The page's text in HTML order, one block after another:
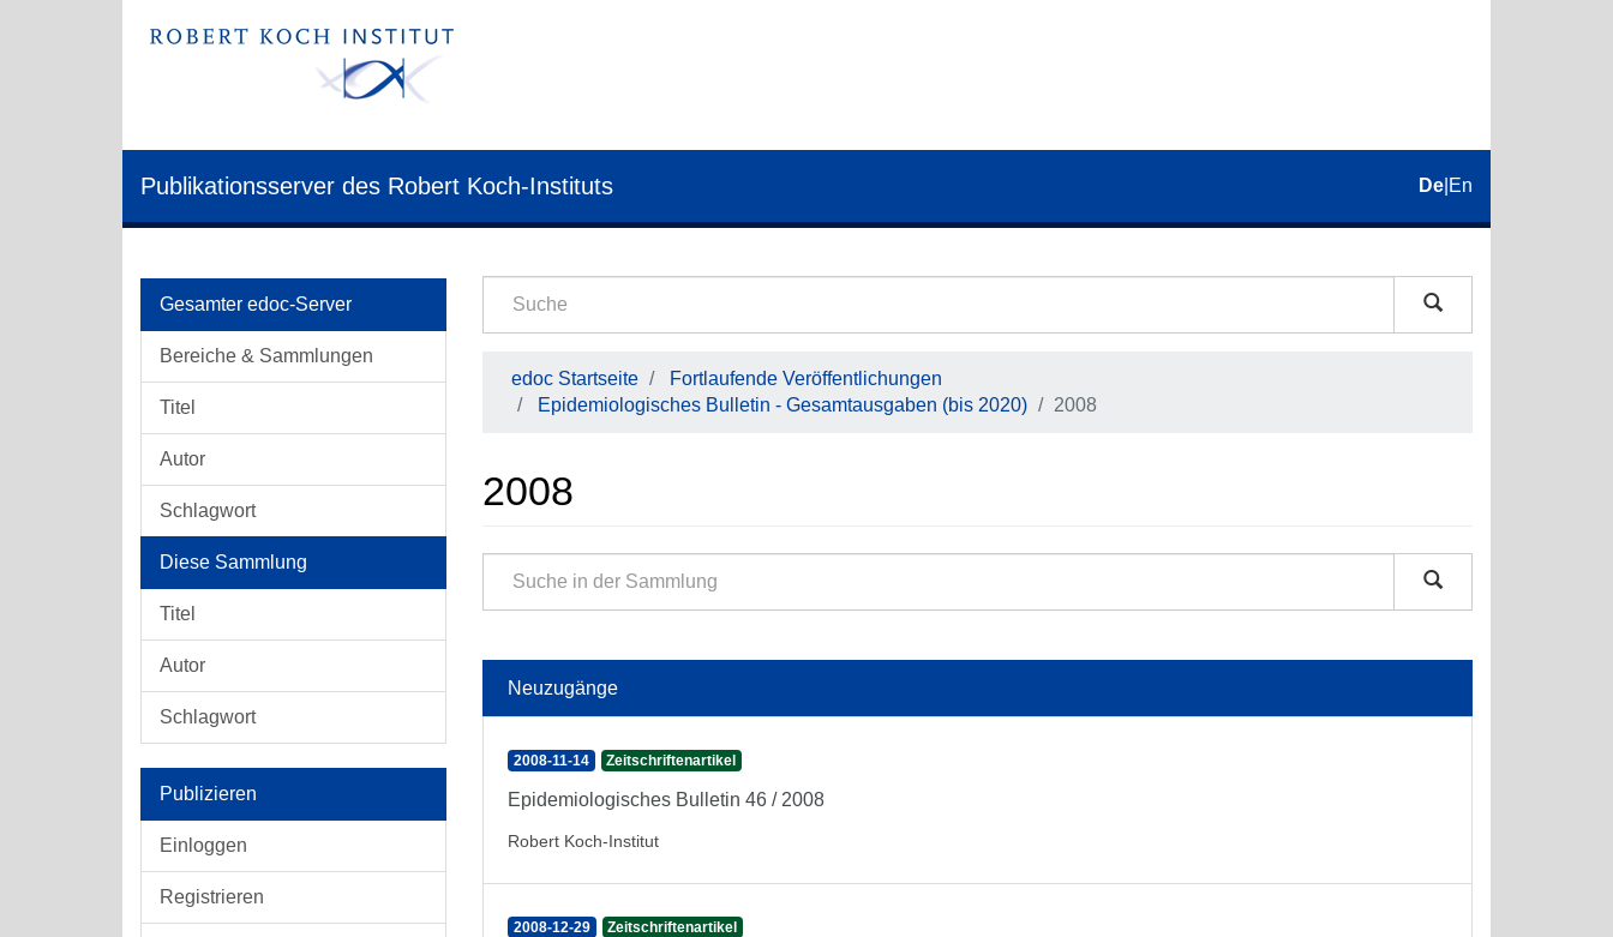
Publikationsserver des Robert Koch-Instituts De En
Gesamter edoc-Server
Bereiche & Sammlungen
Titel
Autor
Schlagwort
Diese Sammlung
Titel
Autor
Schlagwort
Publizieren
Einloggen
Registrieren
edoc Startseite
Fortlaufende Veröffentlichungen
Epidemiologisches Bulletin - Gesamtausgaben (bis 2020)
2008
2008
Neuzugänge
2008-11-14 Zeitschriftenartikel
Epidemiologisches Bulletin 46 / 2008
Robert Koch-Institut
2008-12-29 Zeitschriftenartikel